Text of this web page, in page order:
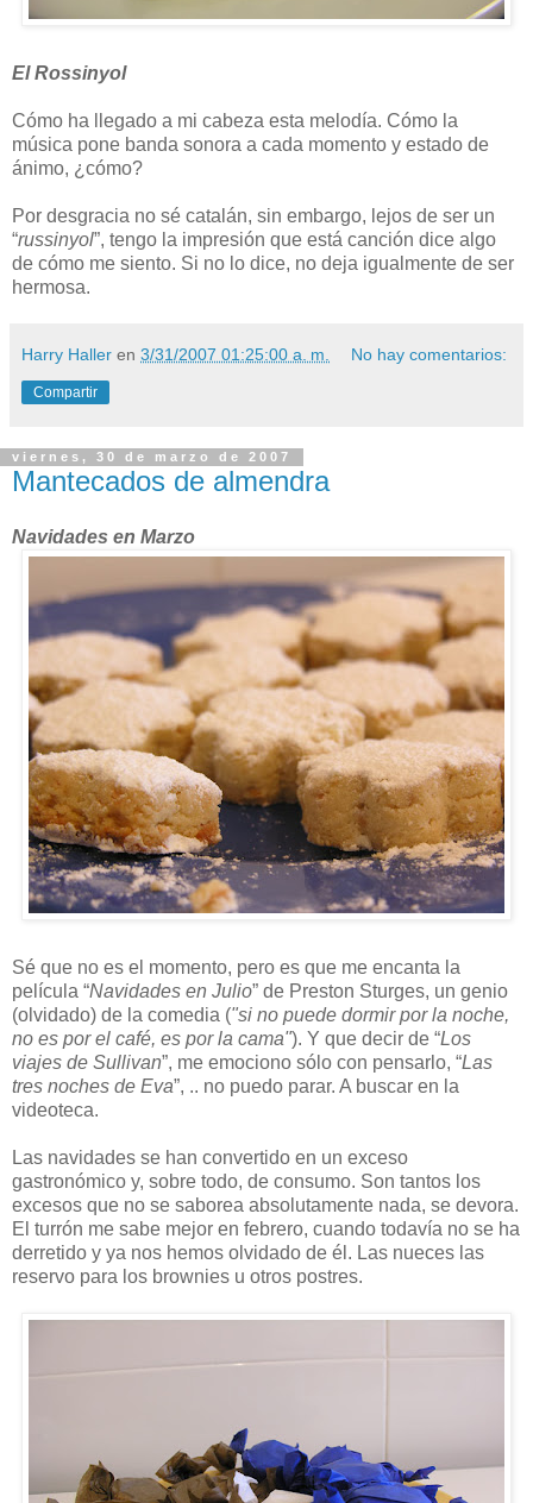
El Rossinyol
Cómo ha llegado a mi cabeza esta melodía. Cómo la
música pone banda sonora a cada momento y estado de
ánimo, ¿cómo?
Por desgracia no sé catalán, sin embargo, lejos de ser un
“russinyol”, tengo la impresión que está canción dice algo
de cómo me siento. Si no lo dice, no deja igualmente de ser
hermosa.
Harry Haller en 3/31/2007 01:25:00 a. m. No hay comentarios:
Compartir
viernes, 30 de marzo de 2007
Mantecados de almendra
Navidades en Marzo
Sé que no es el momento, pero es que me encanta la
película “Navidades en Julio” de Preston Sturges, un genio
(olvidado) de la comedia ("si no puede dormir por la noche,
no es por el café, es por la cama"). Y que decir de “Los
viajes de Sullivan”, me emociono sólo con pensarlo, “Las
tres noches de Eva”, .. no puedo parar. A buscar en la
videoteca.
Las navidades se han convertido en un exceso
gastronómico y, sobre todo, de consumo. Son tantos los
excesos que no se saborea absolutamente nada, se devora.
El turrón me sabe mejor en febrero, cuando todavía no se ha
derretido y ya nos hemos olvidado de él. Las nueces las
reservo para los brownies u otros postres.